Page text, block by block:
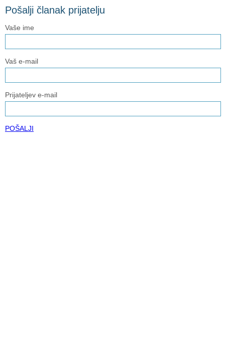
Pošalji članak prijatelju
Vaše ime
Vaš e-mail
Prijateljev e-mail
POŠALJI